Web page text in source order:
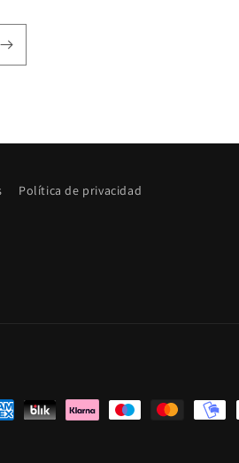
Política de privacidad